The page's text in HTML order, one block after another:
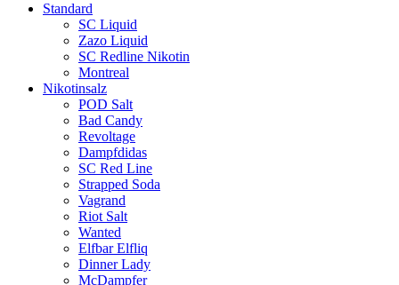
Standard
SC Liquid
Zazo Liquid
SC Redline Nikotin
Montreal
Nikotinsalz
POD Salt
Bad Candy
Revoltage
Dampfdidas
SC Red Line
Strapped Soda
Vagrand
Riot Salt
Wanted
Elfbar Elfliq
Dinner Lady
McDampfer